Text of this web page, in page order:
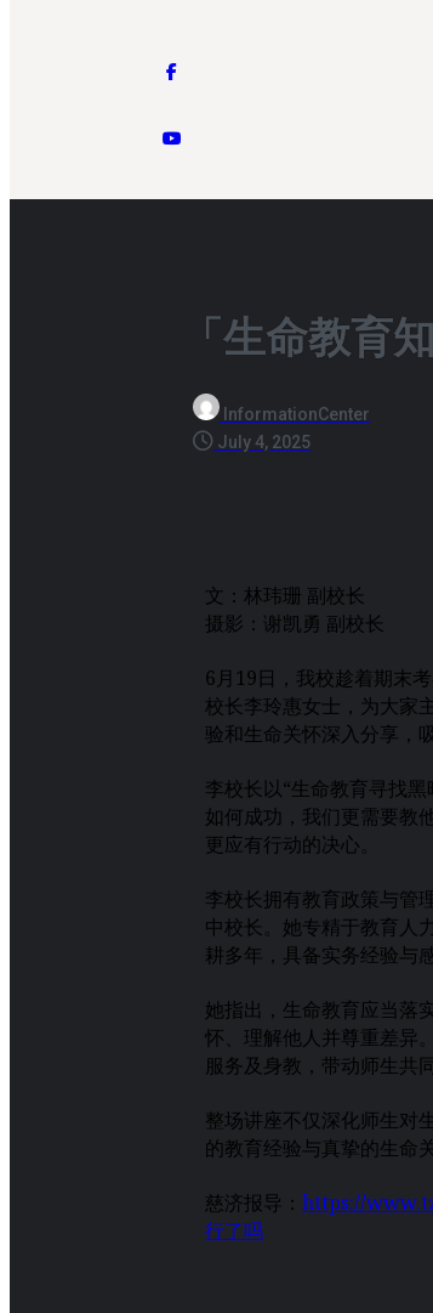
「生命教育
InformationCenter
July 4, 2025
文：林玮珊 副校长
摄影：谢凯勇 副校长
6月19日，我校趁着期末
校长李玲惠女士，为大家
验和生命关怀深入分享，
李校长以“生命教育寻找
如何成功，我们更需要教
更应有行动的决心。
李校长拥有教育政策与管
中校长。她专精于教育人
耕多年，具备实务经验与
她指出，生命教育应当落
怀、理解他人并尊重差异
服务及身教，带动师生共
整场讲座不仅深化师生对
的教育经验与真挚的生命
慈济报导：https://
行了吗